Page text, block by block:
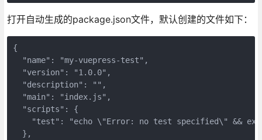
打开自动生成的package.json文件，默认创建的文件如下：
{
  "name": "my-vuepress-test",
  "version": "1.0.0",
  "description": "",
  "main": "index.js",
  "scripts": {
"test": "echo \"Error: no test specified\" &&
  },